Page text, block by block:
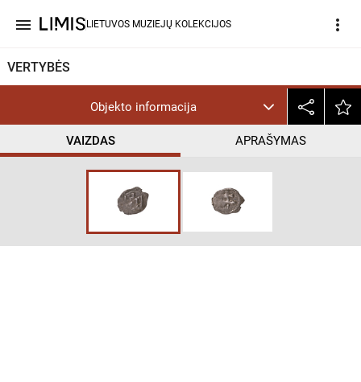
menu LIETUVOS MUZIEJŲ KOLEKCIJOS more_vert
VERTYBĖS
Objekto informacija
VAIZDAS APRAŠYMAS